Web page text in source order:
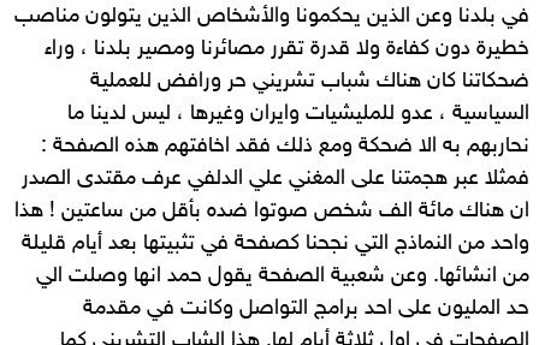
في بلدنا وعن الذين يحكمونا والأشخاص الذين يتولون مناصب
خطيرة دون كفاءة ولا قدرة تقرر مصائرنا ومصير بلدنا ، وراء
ضحكاتنا كان هناك شباب تشريني حر ورافض للعملية
السياسية ، عدو للمليشيات وايران وغيرها ، ليس لدينا ما
نحاربهم به الا ضحكة ومع ذلك فقد اخافتهم هذه الصفحة :
فمثلا عبر هجمتنا على المغني علي الدلفي عرف مقتدى الصدر
ان هناك مائة الف شخص صوتوا ضده بأقل من ساعتين ! هذا
واحد من النماذج التي نجحنا كصفحة في تثبيتها بعد أيام قليلة
من انشائها. وعن شعبية الصفحة يقول حمد انها وصلت الي
حد المليون على احد برامج التواصل وكانت في مقدمة